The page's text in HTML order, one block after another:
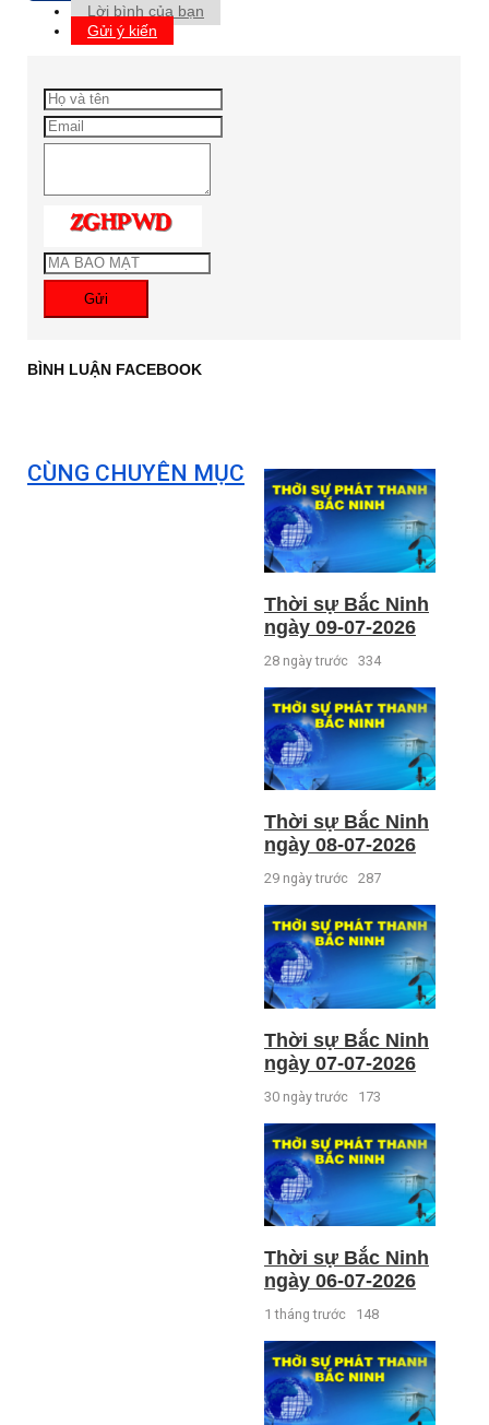
Lời bình của bạn
Gửi ý kiến
Gửi
BÌNH LUẬN FACEBOOK
CÙNG CHUYÊN MỤC
Thời sự Bắc Ninh
ngày 09-07-2026
28 ngày trước 334
Thời sự Bắc Ninh
ngày 08-07-2026
29 ngày trước 287
Thời sự Bắc Ninh
ngày 07-07-2026
30 ngày trước 173
Thời sự Bắc Ninh
ngày 06-07-2026
1 tháng trước 148